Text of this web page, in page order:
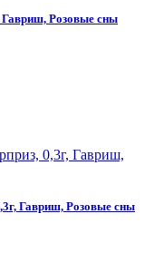
Гавриш, Розовые сны
Гавриш, Розовые сны